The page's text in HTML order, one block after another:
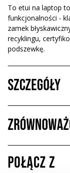
To etui na laptop
funkcjonalności -
zamek
recyklingu,
podszewkę.
Szczegóły
Połącz z